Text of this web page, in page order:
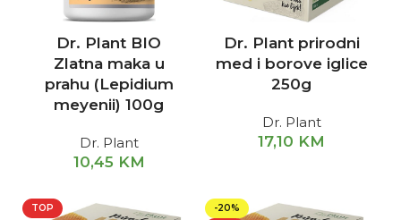
Dr. Plant BIO
Zlatna maka u
prahu (Lepidium
meyenii) 100g
Dr. Plant
10,45 KM
Dr. Plant prirodni
med i borove iglice
250g
Dr. Plant
17,10 KM
TOP
-20%